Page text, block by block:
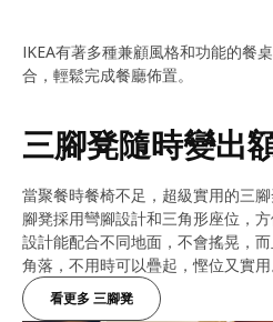
IKEA有著多種兼顧風格和功能的餐
合，輕鬆完成餐廳佈置。
三腳凳隨時變出
當聚餐時餐椅不足，超級實用的三
腳凳採用彎腳設計和三角形座位，
設計能配合不同地面，不會搖晃，
角落，不用時可以疊起，慳位又實用
看更多 三腳凳